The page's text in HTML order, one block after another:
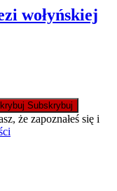
wołyńskiej
Subskrybuj
że zapoznałeś się i